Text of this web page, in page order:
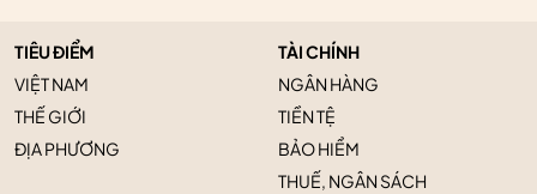
TIÊU ĐIỂM
VIỆT NAM
THẾ GIỚI
ĐỊA PHƯƠNG
TÀI CHÍNH
NGÂN HÀNG
TIỀN TỆ
BẢO HIỂM
THUẾ, NGÂN SÁCH